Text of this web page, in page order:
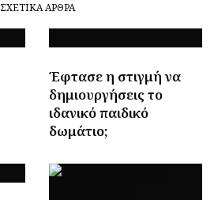
ΣΧΕΤΙΚΆ ΆΡΘΡΑ
Έφτασε η στιγμή να
δημιουργήσεις το
ιδανικό παιδικό
δωμάτιο;